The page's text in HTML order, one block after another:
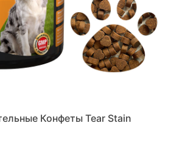
Конфеты Tear Stain